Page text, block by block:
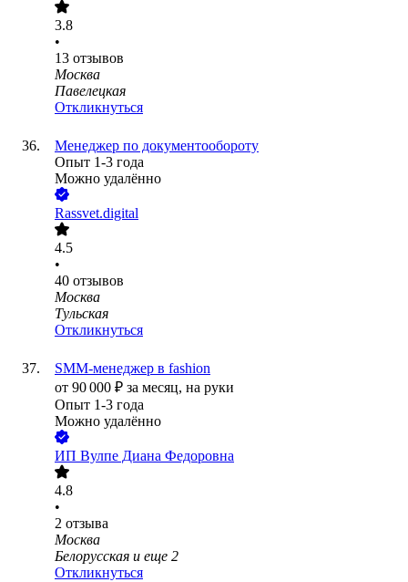
3.8
•
13 отзывов
Москва
Павелецкая
Откликнуться
Менеджер по документообороту
Опыт 1-3 года
Можно удалённо
Rassvet.digital
4.5
•
40 отзывов
Москва
Тульская
Откликнуться
SMM-менеджер в fashion
от 90 000 ₽ за месяц, на руки
Опыт 1-3 года
Можно удалённо
ИП Вулпе Диана Федоровна
4.8
•
2 отзыва
Москва
Белорусская и еще 2
Откликнуться